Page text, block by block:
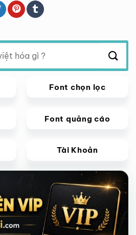
Font chọn lọc
Font quảng cáo
Tài Khoản